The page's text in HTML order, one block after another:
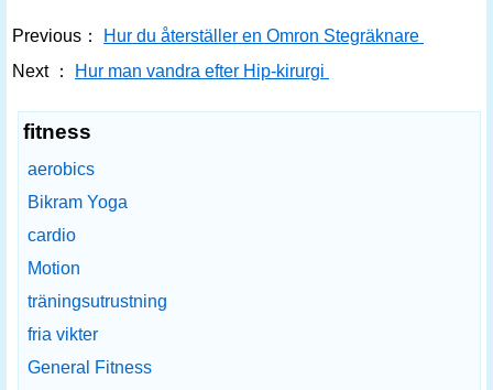
Previous：
Hur du återställer en Omron Stegräknare
Next ：
Hur man vandra efter Hip-kirurgi
fitness
aerobics
Bikram Yoga
cardio
Motion
träningsutrustning
fria vikter
General Fitness